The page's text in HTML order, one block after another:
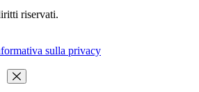
riservati.
sulla privacy
Chiudi menu